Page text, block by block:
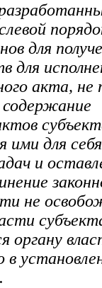
для
для
акта, не
ими для себя
и
не
органу
в